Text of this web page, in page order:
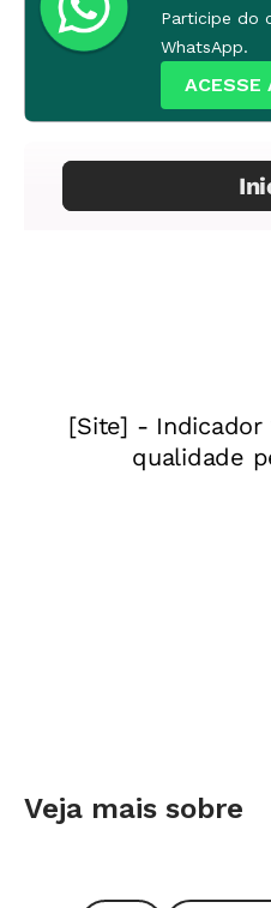
identificar a ideia
voo, mas esse dado
Legenda
Participe do
WhatsApp.
ACESSE
Veja mais sobre